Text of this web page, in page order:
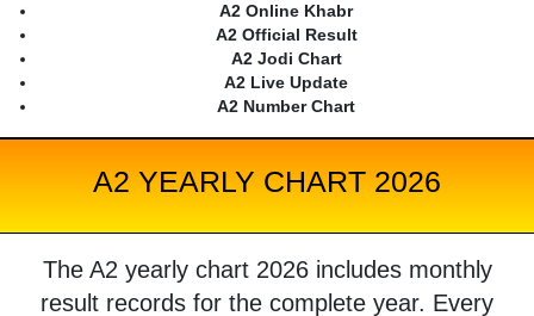
A2 Online Khabr
A2 Official Result
A2 Jodi Chart
A2 Live Update
A2 Number Chart
A2 YEARLY CHART 2026
The A2 yearly chart 2026 includes monthly
result records for the complete year. Every